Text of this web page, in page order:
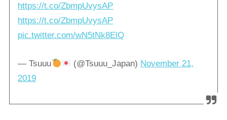
https://t.co/ZbmpUvysAP
https://t.co/ZbmpUvysAP
pic.twitter.com/wN5tNk8ElQ
— Tsuuu (@Tsuuu_Japan) November 21,
2019